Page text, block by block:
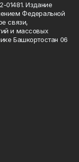
Издание
Федеральной
связи,
и массовых
Башкортостан 06